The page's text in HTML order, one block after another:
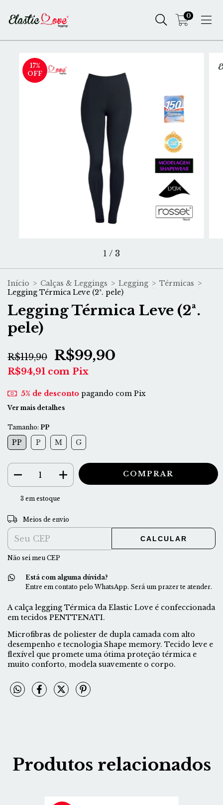
0
17%
OFF
1 / 3
Início > Calças & Leggings > Legging > Térmicas >
Legging Térmica Leve (2ª. pele)
Legging Térmica Leve (2ª.
pele)
R$119,90 R$99,90
R$94,91 com Pix
5% de descontopagando com Pix
Ver mais detalhes
Tamanho: PP
PP P M G
3 em estoque
Entregas para o CEP:
Meios de envio
CALCULAR
Não sei meu CEP
Está com alguma dúvida?
Entre em contato pelo WhatsApp. Será um prazer te atender.
A calça legging Térmica da Elastic Love é confeccionada
em tecidos PENTTENATI.
Microfibras de poliester de dupla camada com alto
desempenho e tecnologia Shape memory. Tecido leve e
flexível que promete uma ótima proteção térmica e
muito conforto, modela suavemente o corpo.
Produtos relacionados